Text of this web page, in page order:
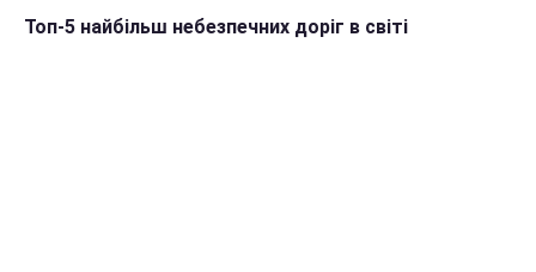
Топ-5 найбільш небезпечних доріг в світі